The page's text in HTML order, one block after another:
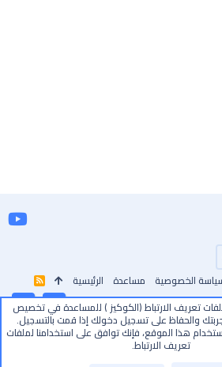
الخصوصية مساعدة الرئيسية R
S
S
أعلى أسفل
تعريف الارتباط (الكوكيز ) للمساعدة في تخصيص
والحفاظ على تسجيل دخولك إذا قمت بالتسجيل.
هذا الموقع، فإنك توافق على استخدامنا لملفات
تعريف الارتباط.